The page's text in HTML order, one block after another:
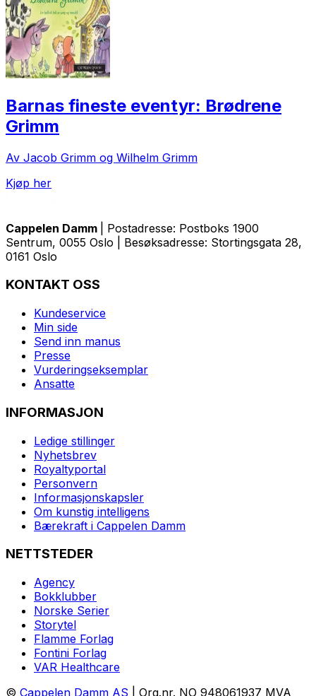
Barnas fineste eventyr: Brødrene
Grimm
Av Jacob Grimm og Wilhelm Grimm
Kjøp her
Cappelen Damm
| Postadresse: Postboks 1900
Sentrum, 0055 Oslo | Besøksadresse: Stortingsgata 28,
0161 Oslo
KONTAKT OSS
Kundeservice
Min side
Send inn manus
Presse
Vurderingseksemplar
Ansatte
INFORMASJON
Ledige stillinger
Nyhetsbrev
Royaltyportal
Personvern
Informasjonskapsler
Om kunstig intelligens
Bærekraft i Cappelen Damm
NETTSTEDER
Agency
Bokklubber
Norske Serier
Storytel
Flamme Forlag
Fontini Forlag
VAR Healthcare
© Cappelen Damm AS | Org.nr. NO 948061937 MVA